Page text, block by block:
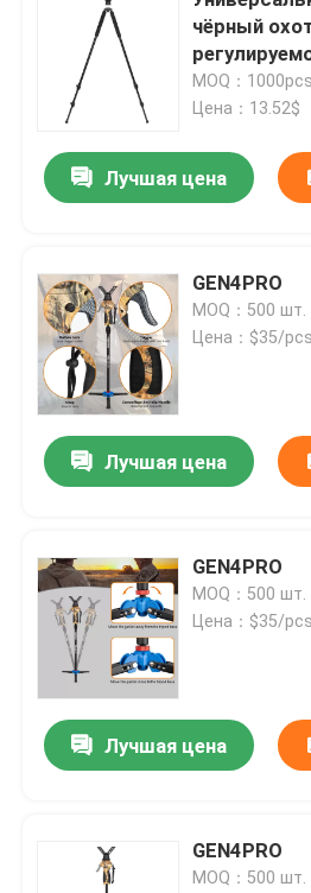
чёрный
MOQ：1000pcs
Цена：13.52$
Лучшая цена
GEN4PRO
MOQ：500 шт.
Цена：$35/pcs
Лучшая цена
GEN4PRO
MOQ：500 шт.
Цена：$35/pcs
Лучшая цена
GEN4PRO
MOQ：500 шт.